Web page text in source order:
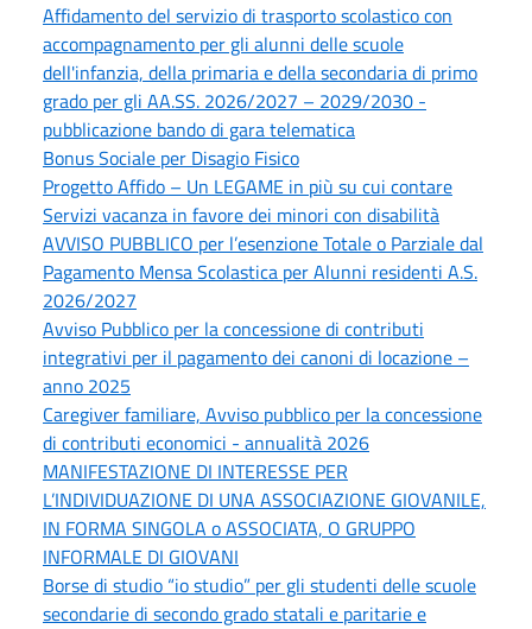
Affidamento del servizio di trasporto scolastico con
accompagnamento per gli alunni delle scuole
dell'infanzia, della primaria e della secondaria di primo
grado per gli AA.SS. 2026/2027 – 2029/2030 -
pubblicazione bando di gara telematica
Bonus Sociale per Disagio Fisico
Progetto Affido – Un LEGAME in più su cui contare
Servizi vacanza in favore dei minori con disabilità
AVVISO PUBBLICO per l’esenzione Totale o Parziale dal
Pagamento Mensa Scolastica per Alunni residenti A.S.
2026/2027
Avviso Pubblico per la concessione di contributi
integrativi per il pagamento dei canoni di locazione –
anno 2025
Caregiver familiare, Avviso pubblico per la concessione
di contributi economici - annualità 2026
MANIFESTAZIONE DI INTERESSE PER
L’INDIVIDUAZIONE DI UNA ASSOCIAZIONE GIOVANILE,
IN FORMA SINGOLA o ASSOCIATA, O GRUPPO
INFORMALE DI GIOVANI
Borse di studio “io studio” per gli studenti delle scuole
secondarie di secondo grado statali e paritarie e